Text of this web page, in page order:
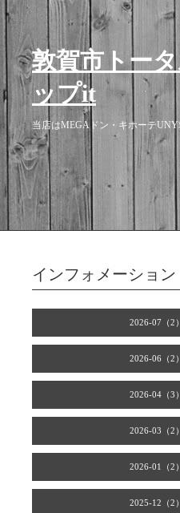
敦賀市トー
ップit
当店はMEGAドン・キホーテ
2026-07（2）
2026-06（2）
2026-04（3）
2026-03（2）
2026-01（2）
2025-12（2）
インフォメーション